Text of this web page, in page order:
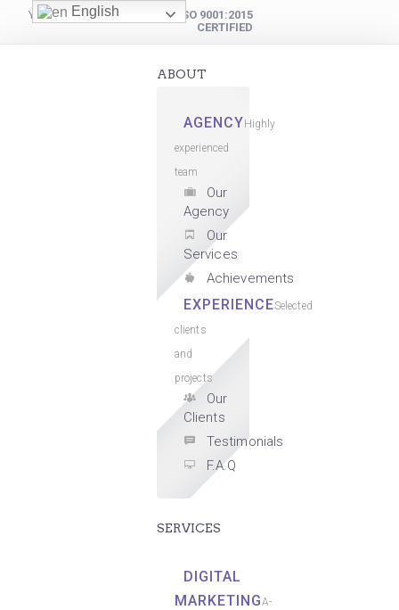
YOUR DIGITAL PARTNER
ISO 9001:2015
CERTIFIED
ABOUT
AGENCY Highly
experienced
team
Our
Agency
Our
Services
Achievements
EXPERIENCESelected
clients
and
projects
Our
Clients
Testimonials
F.A.Q
SERVICES
DIGITAL
MARKETINGA-
English